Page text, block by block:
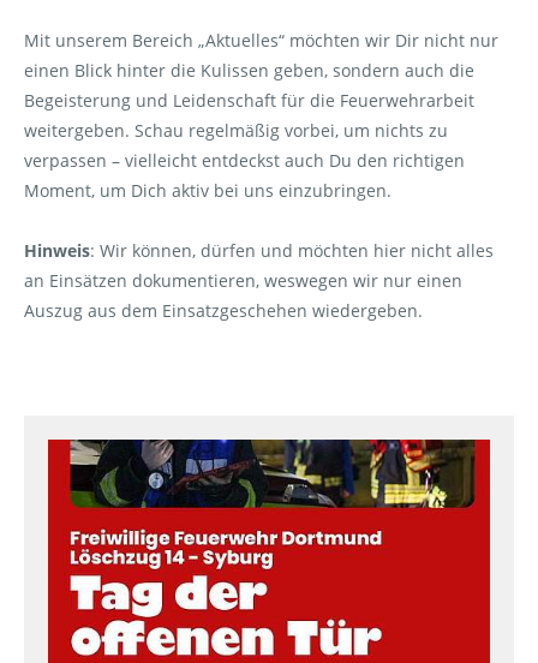
Mit unserem Bereich „Aktuelles“ möchten wir Dir nicht nur
einen Blick hinter die Kulissen geben, sondern auch die
Begeisterung und Leidenschaft für die Feuerwehrarbeit
weitergeben. Schau regelmäßig vorbei, um nichts zu
verpassen – vielleicht entdeckst auch Du den richtigen
Moment, um Dich aktiv bei uns einzubringen.
Hinweis: Wir können, dürfen und möchten hier nicht alles
an Einsätzen dokumentieren, weswegen wir nur einen
Auszug aus dem Einsatzgeschehen wiedergeben.